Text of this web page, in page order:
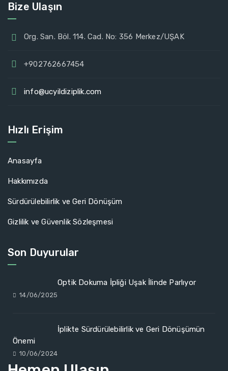
Bize Ulaşın
Org. San. Böl. 114. Cad. No: 356 Merkez/UŞAK
+902762667454
info@ucyildiziplik.com
Hızlı Erişim
Anasayfa
Hakkımızda
Sürdürülebilirlik ve Geri Dönüşüm
Gizlilik ve Güvenlik Sözleşmesi
Son Duyurular
Optik Dokuma İpliği Uşak İlinde Parlıyor
14/06/2025
İplikte Sürdürülebilirlik ve Geri Dönüşümün
Önemi
10/06/2024